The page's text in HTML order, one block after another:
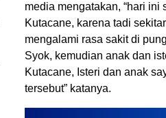
media mengatakan, “hari
Kutacane, karena tadi
mengalami rasa sakit di
Syok, kemudian anak dan
Kutacane, Isteri dan anak
tersebut” katanya.